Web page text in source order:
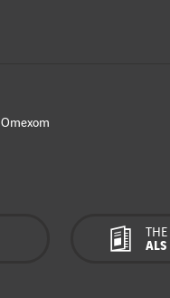
Omexom
THE
ALS